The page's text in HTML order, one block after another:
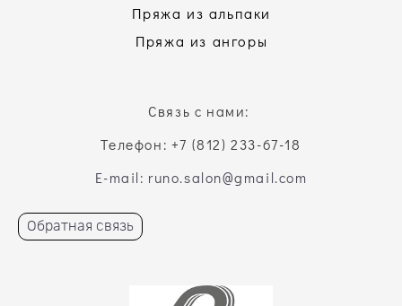
Пряжа из альпаки
Пряжа из ангоры
Связь с нами:
Телефон: +7 (812) 233-67-18
E-mail: runo.salon@gmail.com
Обратная связь